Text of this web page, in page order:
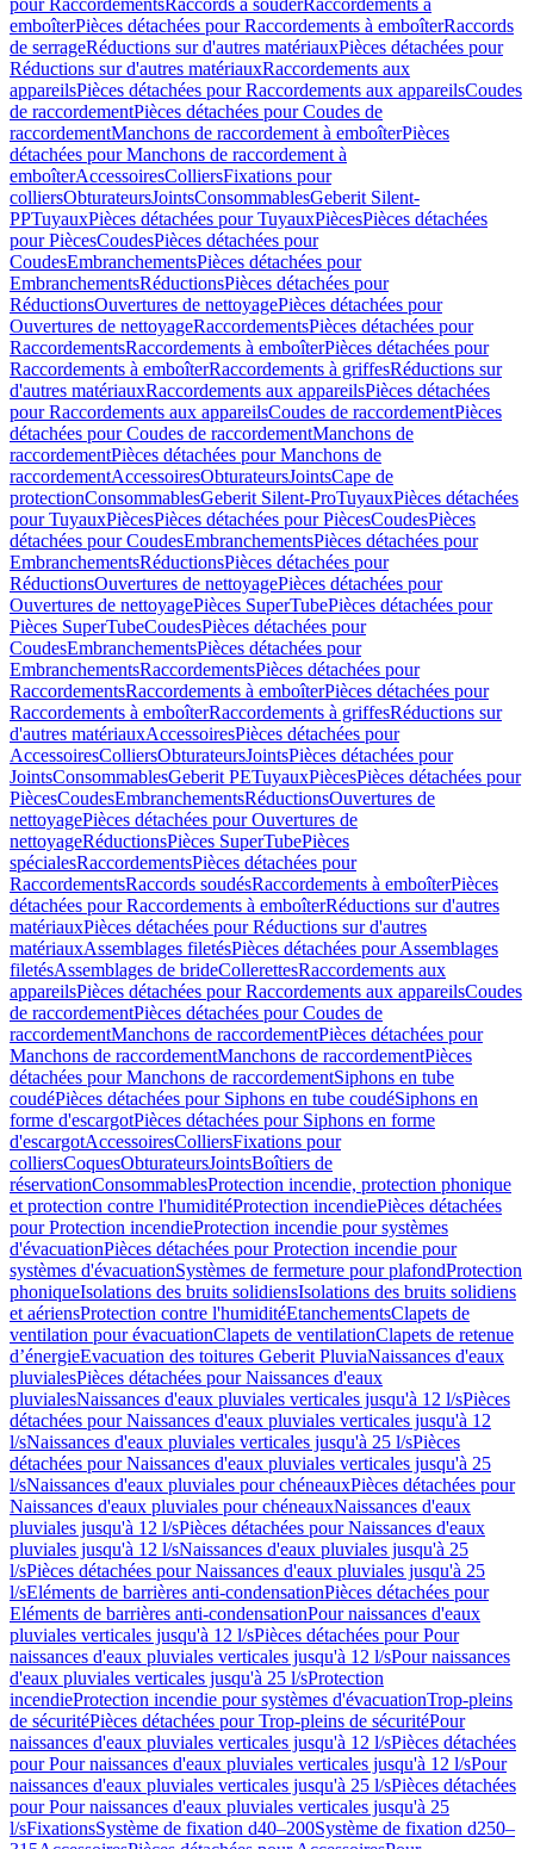
pour RaccordementsRaccords à souderRaccordements à
emboîterPièces détachées pour Raccordements à emboîterRaccords
de serrageRéductions sur d'autres matériauxPièces détachées pour
Réductions sur d'autres matériauxRaccordements aux
appareilsPièces détachées pour Raccordements aux appareilsCoudes
de raccordementPièces détachées pour Coudes de
raccordementManchons de raccordement à emboîterPièces
détachées pour Manchons de raccordement à
emboîterAccessoiresColliersFixations pour
colliersObturateursJointsConsommablesGeberit Silent-
PPTuyauxPièces détachées pour TuyauxPiècesPièces détachées
pour PiècesCoudesPièces détachées pour
CoudesEmbranchementsPièces détachées pour
EmbranchementsRéductionsPièces détachées pour
RéductionsOuvertures de nettoyagePièces détachées pour
Ouvertures de nettoyageRaccordementsPièces détachées pour
RaccordementsRaccordements à emboîterPièces détachées pour
Raccordements à emboîterRaccordements à griffesRéductions sur
d'autres matériauxRaccordements aux appareilsPièces détachées
pour Raccordements aux appareilsCoudes de raccordementPièces
détachées pour Coudes de raccordementManchons de
raccordementPièces détachées pour Manchons de
raccordementAccessoiresObturateursJointsCape de
protectionConsommablesGeberit Silent-ProTuyauxPièces détachées
pour TuyauxPiècesPièces détachées pour PiècesCoudesPièces
détachées pour CoudesEmbranchementsPièces détachées pour
EmbranchementsRéductionsPièces détachées pour
RéductionsOuvertures de nettoyagePièces détachées pour
Ouvertures de nettoyagePièces SuperTubePièces détachées pour
Pièces SuperTubeCoudesPièces détachées pour
CoudesEmbranchementsPièces détachées pour
EmbranchementsRaccordementsPièces détachées pour
RaccordementsRaccordements à emboîterPièces détachées pour
Raccordements à emboîterRaccordements à griffesRéductions sur
d'autres matériauxAccessoiresPièces détachées pour
AccessoiresColliersObturateursJointsPièces détachées pour
JointsConsommablesGeberit PETuyauxPiècesPièces détachées pour
PiècesCoudesEmbranchementsRéductionsOuvertures de
nettoyagePièces détachées pour Ouvertures de
nettoyageRéductionsPièces SuperTubePièces
spécialesRaccordementsPièces détachées pour
RaccordementsRaccords soudésRaccordements à emboîterPièces
détachées pour Raccordements à emboîterRéductions sur d'autres
matériauxPièces détachées pour Réductions sur d'autres
matériauxAssemblages filetésPièces détachées pour Assemblages
filetésAssemblages de brideCollerettesRaccordements aux
appareilsPièces détachées pour Raccordements aux appareilsCoudes
de raccordementPièces détachées pour Coudes de
raccordementManchons de raccordementPièces détachées pour
Manchons de raccordementManchons de raccordementPièces
détachées pour Manchons de raccordementSiphons en tube
coudéPièces détachées pour Siphons en tube coudéSiphons en
forme d'escargotPièces détachées pour Siphons en forme
d'escargotAccessoiresColliersFixations pour
colliersCoquesObturateursJointsBoîtiers de
réservationConsommablesProtection incendie, protection phonique
et protection contre l'humiditéProtection incendiePièces détachées
pour Protection incendieProtection incendie pour systèmes
d'évacuationPièces détachées pour Protection incendie pour
systèmes d'évacuationSystèmes de fermeture pour plafondProtection
phoniqueIsolations des bruits solidiensIsolations des bruits solidiens
et aériensProtection contre l'humiditéEtanchementsClapets de
ventilation pour évacuationClapets de ventilationClapets de retenue
d’énergieEvacuation des toitures Geberit PluviaNaissances d'eaux
pluvialesPièces détachées pour Naissances d'eaux
pluvialesNaissances d'eaux pluviales verticales jusqu'à 12 l/sPièces
détachées pour Naissances d'eaux pluviales verticales jusqu'à 12
l/sNaissances d'eaux pluviales verticales jusqu'à 25 l/sPièces
détachées pour Naissances d'eaux pluviales verticales jusqu'à 25
l/sNaissances d'eaux pluviales pour chéneauxPièces détachées pour
Naissances d'eaux pluviales pour chéneauxNaissances d'eaux
pluviales jusqu'à 12 l/sPièces détachées pour Naissances d'eaux
pluviales jusqu'à 12 l/sNaissances d'eaux pluviales jusqu'à 25
l/sPièces détachées pour Naissances d'eaux pluviales jusqu'à 25
l/sEléments de barrières anti-condensationPièces détachées pour
Eléments de barrières anti-condensationPour naissances d'eaux
pluviales verticales jusqu'à 12 l/sPièces détachées pour Pour
naissances d'eaux pluviales verticales jusqu'à 12 l/sPour naissances
d'eaux pluviales verticales jusqu'à 25 l/sProtection
incendieProtection incendie pour systèmes d'évacuationTrop-pleins
de sécuritéPièces détachées pour Trop-pleins de sécuritéPour
naissances d'eaux pluviales verticales jusqu'à 12 l/sPièces détachées
pour Pour naissances d'eaux pluviales verticales jusqu'à 12 l/sPour
naissances d'eaux pluviales verticales jusqu'à 25 l/sPièces détachées
pour Pour naissances d'eaux pluviales verticales jusqu'à 25
l/sFixationsSystème de fixation d40–200Système de fixation d250–